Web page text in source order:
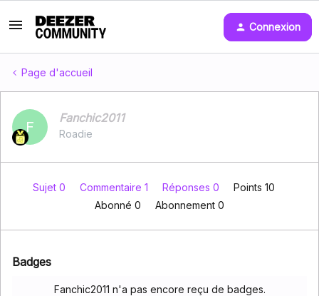
Connexion
Page d'accueil
F
Fanchic2011
Roadie
Sujet 0 Commentaire 1 Réponses 0
Points 10
Abonné 0 Abonnement 0
Badges
Fanchic2011 n'a pas encore reçu de badges.